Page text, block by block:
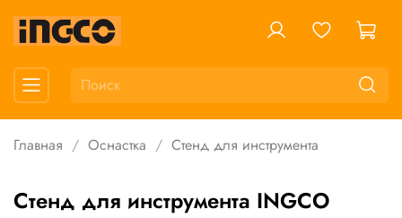
Главная Оснастка Стенд для инструмента
Стенд для инструмента INGCO